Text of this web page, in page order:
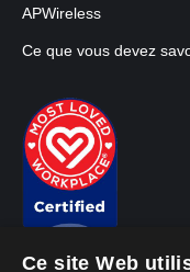
APWireless
Ce que vous devez
Ce site Web